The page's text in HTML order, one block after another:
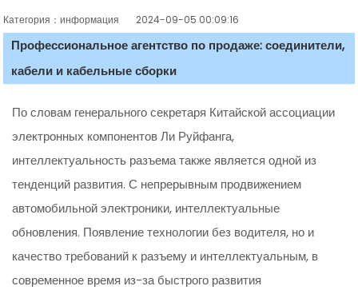
Категория：информация 2024-09-05 00:09:16
Профессиональное агентство по продаже: соединители,
кабели и кабельные сборки
По словам генерального секретаря Китайской ассоциации
электронных компонентов Ли Руйфанга,
интеллектуальность разъема также является одной из
тенденций развития. С непрерывным продвижением
автомобильной электроники, интеллектуальные
обновления. Появление технологии без водителя, но и
качество требований к разъему и интеллектуальным, в
современное время из-за быстрого развития